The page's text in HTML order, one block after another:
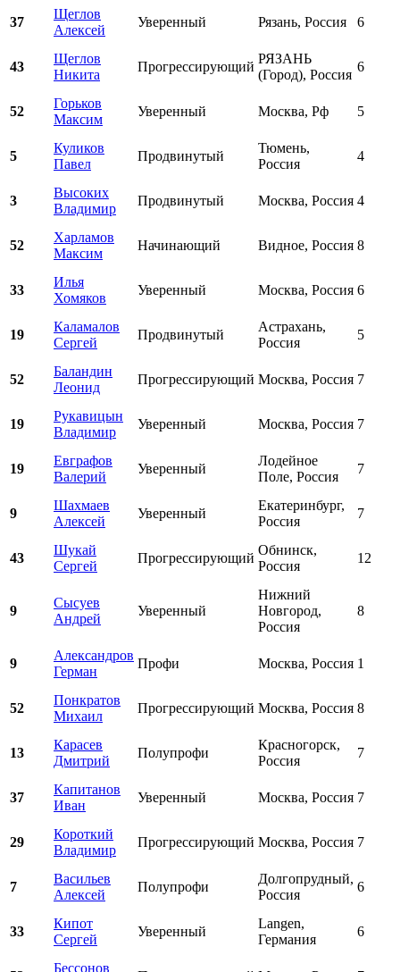
37
Щеглов
Алексей
Уверенный Рязань, Россия 6
43
Щеглов
Никита
Прогрессирующий
РЯЗАНЬ
(Город), Россия
6
52
Горьков
Максим
Уверенный Москва, Рф 5
5
Куликов
Павел
Продвинутый
Тюмень,
Россия
4
3
Высоких
Владимир
Продвинутый Москва, Россия 4
52
Харламов
Максим
Начинающий Видное, Россия 8
33
Илья
Хомяков
Уверенный Москва, Россия 6
19
Каламалов
Сергей
Продвинутый
Астрахань,
Россия
5
52
Баландин
Леонид
Прогрессирующий Москва, Россия 7
19
Рукавицын
Владимир
Уверенный Москва, Россия 7
19
Евграфов
Валерий
Уверенный
Лодейное
Поле, Россия
7
9
Шахмаев
Алексей
Уверенный
Екатеринбург,
Россия
7
43
Шукай
Сергей
Прогрессирующий
Обнинск,
Россия
12
9
Сысуев
Андрей
Уверенный
Нижний
Новгород,
Россия
8
9
Александров
Герман
Профи Москва, Россия 1
52
Понкратов
Михаил
Прогрессирующий Москва, Россия 8
13
Карасев
Дмитрий
Полупрофи
Красногорск,
Россия
7
37
Капитанов
Иван
Уверенный Москва, Россия 7
29
Короткий
Владимир
Прогрессирующий Москва, Россия 7
7
Васильев
Алексей
Полупрофи
Долгопрудный,
Россия
6
33
Кипот
Сергей
Уверенный
Langen,
Германия
6
Бессонов